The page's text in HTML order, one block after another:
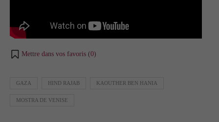
Mettre dans vos favoris (0)
GAZA HIND RAJAB KAOUTHER BEN HANIA
MOSTRA DE VENISE